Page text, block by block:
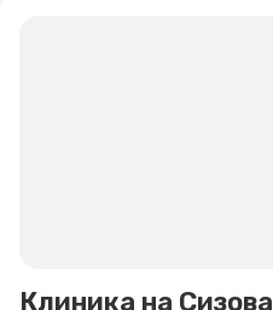
Клиника на Сизова